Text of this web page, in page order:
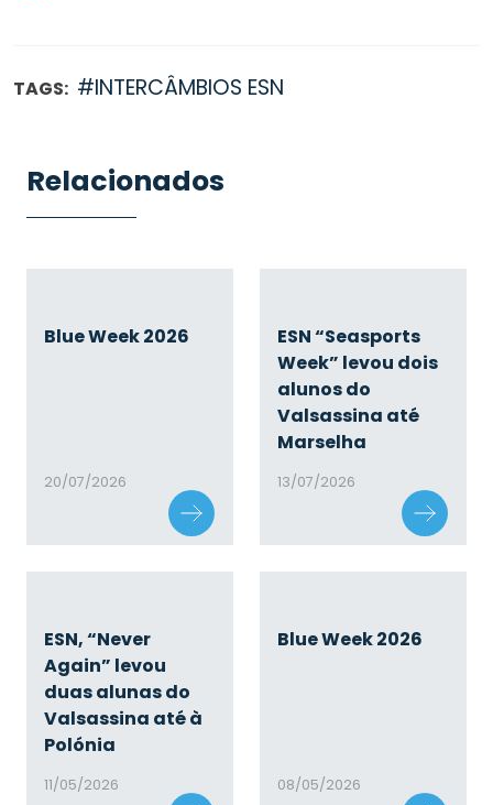
TAGS: #INTERCÂMBIOS ESN
Relacionados
Blue Week 2026
20/07/2026
ESN “Seasports
Week” levou dois
alunos do
Valsassina até
Marselha
13/07/2026
ESN, “Never
Again” levou
duas alunas do
Valsassina até à
Polónia
11/05/2026
Blue Week 2026
08/05/2026